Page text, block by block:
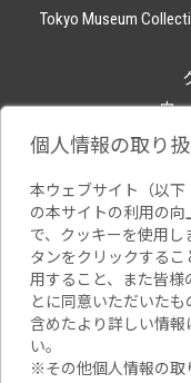
Tokyo Museum
ウ
個人情報の取り
本ウェブサイト（以
の本サイトの利用の
で、クッキーを使用
タンをクリックする
用すること、また皆様
とに同意いただいた
含めたより詳しい情報
い。
※その他個人情報の取